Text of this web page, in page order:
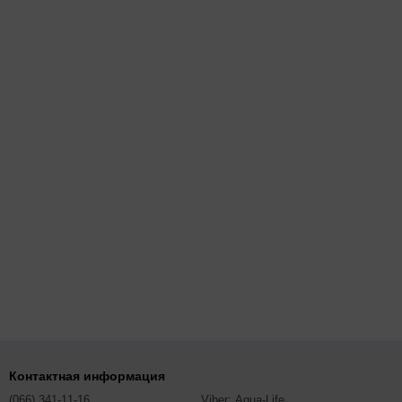
Контактная информация